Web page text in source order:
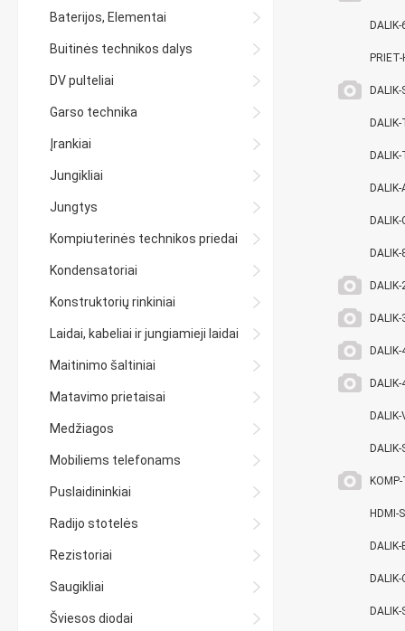
Baterijos, Elementai
Buitinės technikos dalys
DV pulteliai
Garso technika
Įrankiai
Jungikliai
Jungtys
Kompiuterinės technikos priedai
Kondensatoriai
Konstruktorių rinkiniai
Laidai, kabeliai ir jungiamieji laidai
Maitinimo šaltiniai
Matavimo prietaisai
Medžiagos
Mobiliems telefonams
Puslaidininkiai
Radijo stotelės
Rezistoriai
Saugikliai
Šviesos diodai
HDMI-